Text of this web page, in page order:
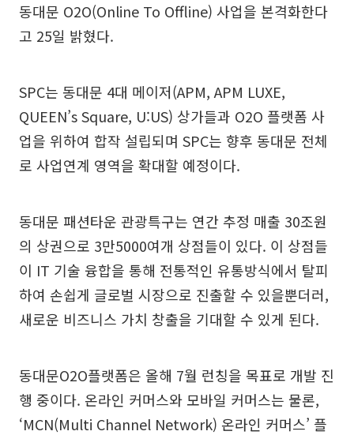
동대문 O2O(Online To Offline) 사업을 본격화한다
고 25일 밝혔다.
SPC는 동대문 4대 메이저(APM, APM LUXE,
QUEEN’s Square, U:US) 상가들과 O2O 플랫폼 사
업을 위하여 합작 설립되며 SPC는 향후 동대문 전체
로 사업연계 영역을 확대할 예정이다.
동대문 패션타운 관광특구는 연간 추정 매출 30조원
의 상권으로 3만5000여개 상점들이 있다. 이 상점들
이 IT 기술 융합을 통해 전통적인 유통방식에서 탈피
하여 손쉽게 글로벌 시장으로 진출할 수 있을뿐더러,
새로운 비즈니스 가치 창출을 기대할 수 있게 된다.
동대문O2O플랫폼은 올해 7월 런칭을 목표로 개발 진
행 중이다. 온라인 커머스와 모바일 커머스는 물론,
‘MCN(Multi Channel Network) 온라인 커머스’ 플